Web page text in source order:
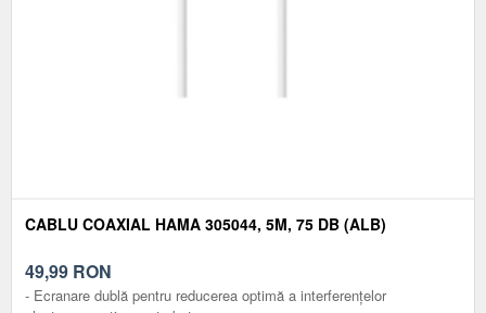
CABLU COAXIAL HAMA 305044, 5M, 75 DB (ALB)
49,99 RON
- Ecranare dublă pentru reducerea optimă a interferențelor